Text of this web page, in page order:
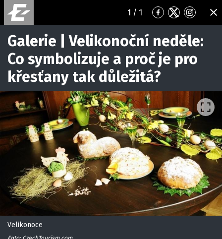
1 / 1
Přejít
na
Facebook
Přejít
na
Twitter
Přejít
na
Galerie | Velikonoční neděle:
Co symbolizuje a proč je pro
křesťany tak důležitá?
Velikonoce